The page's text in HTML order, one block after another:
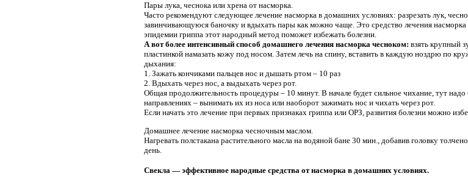
Пары лука, чеснока или хрена от насморка.
Часто рекомендуют следующее лечение насморка в домашних условиях: разрезать лук,
завинчивающуюся баночку и вдыхать пары как можно чаще. Это средство лечения
эпидемии гриппа этот народный метод поможет избежать болезни.
А вот более интенсивный способ домашнего лечения насморка чесноком: взять крупный
пластинкой намазать кожу под носом. Затем лечь на спину, вставить в каждую ноздрю по
дыхания:
1. Зажать кончиками пальцев нос и дышать ртом – 10 раз
2. Вдыхать через нос, а выдыхать через рот.
Общая продолжительность процедуры – 10 минут. В начале будет сильное чихание, тут надо
направлениях – вынимать их из носа или наоборот зажимать нос и чихать через рот.
Если начать это лечение при первых признаках гриппа или ОРЗ, развития болезни можно
Домашнее лечение насморка чесночным маслом.
Нагревать полстакана растительного масла на водяной бане 30 мин., добавив головку
день.
Свекла — эффективное народные средства от насморка в домашних условиях.